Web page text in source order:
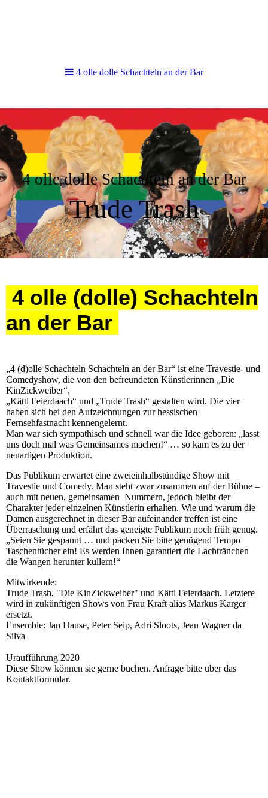
4 olle dolle Schachteln an der Bar
Trude Trash
4 olle (dolle) Schachteln
an der Bar
„4 (d)olle Schachteln Schachteln an der Bar“ ist eine Travestie- und
Comedyshow, die von den befreundeten Künstlerinnen „Die
KinZickweiber“,
„Kättl Feierdaach“ und „Trude Trash“ gestalten wird. Die vier
haben sich bei den Aufzeichnungen zur hessischen
Fernsehfastnacht kennengelernt.
Man war sich sympathisch und schnell war die Idee geboren: „lasst
uns doch mal was Gemeinsames machen!“ … so kam es zu der
neuartigen Produktion.
Das Publikum erwartet eine zweieinhalbstündige Show mit
Travestie und Comedy. Man steht zwar zusammen auf der Bühne –
auch mit neuen, gemeinsamen Nummern, jedoch bleibt der
Charakter jeder einzelnen Künstlerin erhalten. Wie und warum die
Damen ausgerechnet in dieser Bar aufeinander treffen ist eine
Überraschung und erfährt das geneigte Publikum noch früh genug.
„Seien Sie gespannt … und packen Sie bitte genügend Tempo
Taschentücher ein! Es werden Ihnen garantiert die Lachtränchen
die Wangen herunter kullern!“
Mitwirkende:
Trude Trash, "Die KinZickweiber" und Kättl Feierdaach. Letztere
wird in zukünftigen Shows von Frau Kraft alias Markus Karger
ersetzt.
Ensemble: Jan Hause, Peter Seip, Adri Sloots, Jean Wagner da
Silva
Uraufführung 2020
Diese Show können sie gerne buchen. Anfrage bitte über das
Kontaktformular.
4 olle dolle Schachteln an der Bar